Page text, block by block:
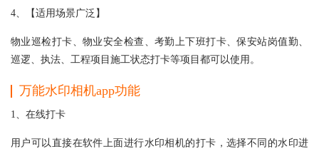
4、【适用场景广泛】
物业巡检打卡、物业安全检查、考勤上下班打卡、保安站岗值勤、
巡逻、执法、工程项目施工状态打卡等项目都可以使用。
万能水印相机app功能
1、在线打卡
用户可以直接在软件上面进行水印相机的打卡，选择不同的水印进